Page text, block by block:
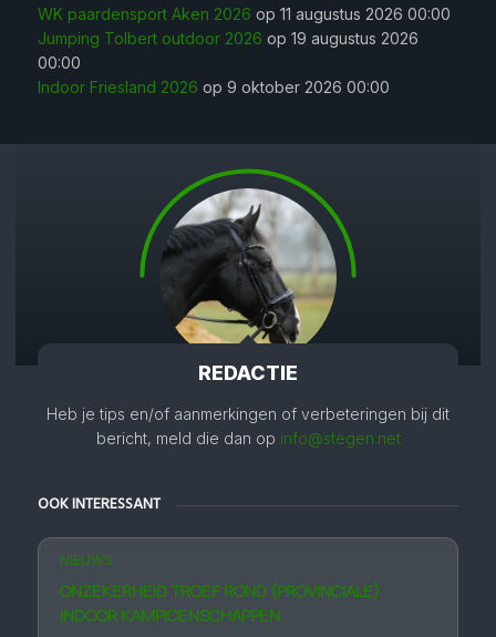
REDACTIE
Heb je tips en/of aanmerkingen of verbeteringen bij dit
bericht, meld die dan op info@stegen.net
OOK INTERESSANT
NIEUWS
ONZEKERHEID TROEF ROND (PROVINCIALE)
INDOOR KAMPIOEN­SCHAPPEN
WK paardensport Aken 2026 op 11 augustus 2026 00:00
Jumping Tolbert outdoor 2026 op 19 augustus 2026
00:00
Indoor Friesland 2026 op 9 oktober 2026 00:00